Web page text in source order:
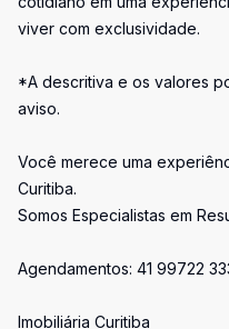
viver com exclusividade.
*A descritiva e os valores
aviso.
Você merece uma
Curitiba.
Somos Especialistas em
Agendamentos: 41 99722
Imobiliária Curitiba